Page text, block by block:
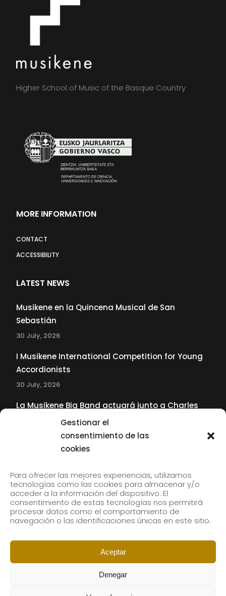
Gestionar el
consentimiento de las
cookies
Para ofrecer las mejores experiencias, utilizamos
tecnologías como las cookies para almacenar y/o
acceder a la información del dispositivo. El
consentimiento de estas tecnologías nos permitirá
procesar datos como el comportamiento de
navegación o las identificaciones únicas en este sitio.
Aceptar
Denegar
Higher School of Music of the Basque Country
MORE INFORMATION
CONTACT
ACCESSIBILITY
LATEST NEWS
Musikene en la Quincena Musical de San
Sebastián
30 July, 2026
I Musikene International Competition for Young
Accordionists
30 July, 2026
La Musikene Big Band actuará junto a Charles
Tolliver en el 61 Jazzaldia
Subscribe to our newsletter to receive our news by
email.